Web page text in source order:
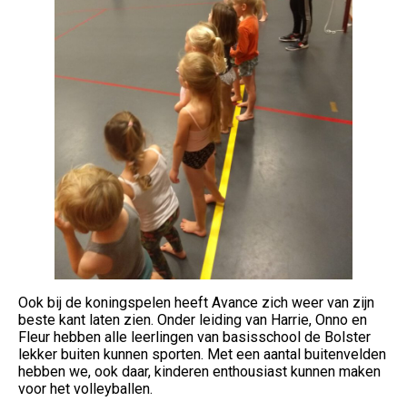
Ook bij de koningspelen heeft Avance zich weer van zijn
beste kant laten zien. Onder leiding van Harrie, Onno en
Fleur hebben alle leerlingen van basisschool de Bolster
lekker buiten kunnen sporten. Met een aantal buitenvelden
hebben we, ook daar, kinderen enthousiast kunnen maken
voor het volleyballen.